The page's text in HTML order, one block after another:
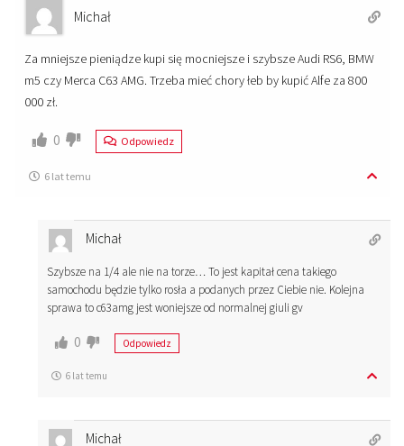
Michał
Za mniejsze pieniądze kupi się mocniejsze i szybsze Audi RS6, BMW
m5 czy Merca C63 AMG. Trzeba mieć chory łeb by kupić Alfe za 800
000 zł.
0 Odpowiedz
6 lat temu
Michał
Szybsze na 1/4 ale nie na torze… To jest kapitał cena takiego
samochodu będzie tylko rosła a podanych przez Ciebie nie. Kolejna
sprawa to c63amg jest woniejsze od normalnej giuli gv
0 Odpowiedz
6 lat temu
Michał